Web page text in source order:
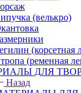
(велькро)
(корсетная
(ременная
ДЛЯ
Назад